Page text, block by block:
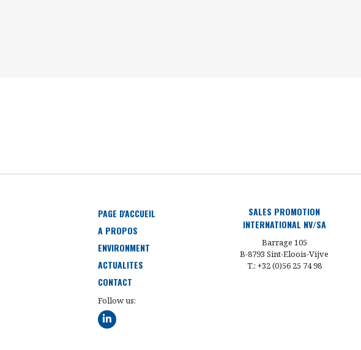
PAGE D'ACCUEIL
A PROPOS
ENVIRONMENT
ACTUALITES
CONTACT
Follow us:
SALES PROMOTION
INTERNATIONAL NV/SA
Barrage 105
B-8793 Sint-Eloois-Vijve
T.: +32 (0)56 25 74 98